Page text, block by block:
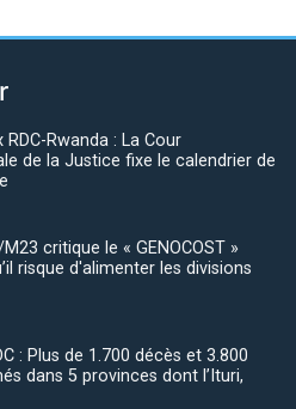
Rwanda : La Cour
de la Justice fixe le calendrier de
M23 critique le « GENOCOST »
risque d'alimenter les divisions
: Plus de 1.700 décès et 3.800
dans 5 provinces dont l’Ituri,